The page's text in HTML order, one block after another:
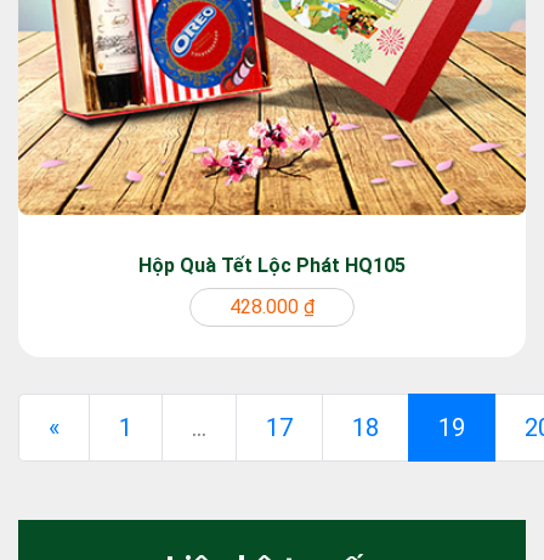
Hộp Quà Tết Lộc Phát HQ105
428.000 ₫
«Previous
1 ... 17 18 19